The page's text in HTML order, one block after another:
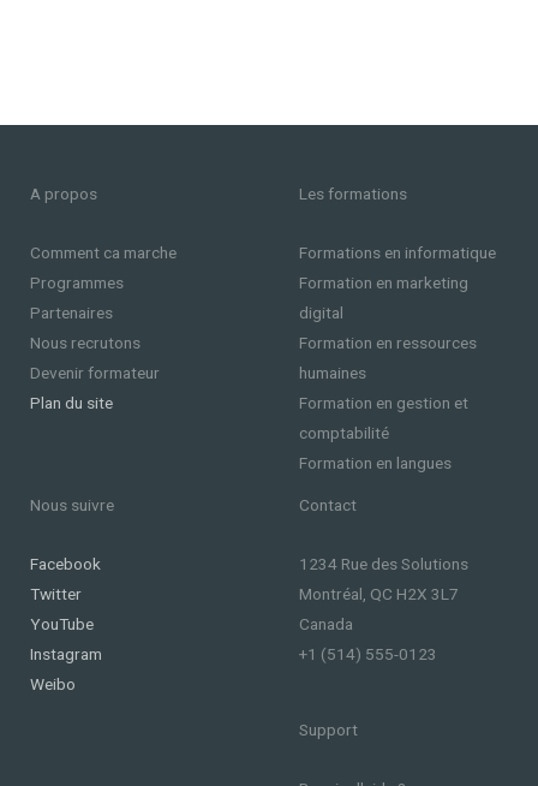
A propos
Comment ca marche
Programmes
Partenaires
Nous recrutons
Devenir formateur
Plan du site
Les formations
Formations en informatique
Formation en marketing
digital
Formation en ressources
humaines
Formation en gestion et
comptabilité
Formation en langues
Nous suivre
Facebook
Twitter
YouTube
Instagram
Weibo
Contact
1234 Rue des Solutions
Montréal, QC H2X 3L7
Canada
+1 (514) 555-0123
Support